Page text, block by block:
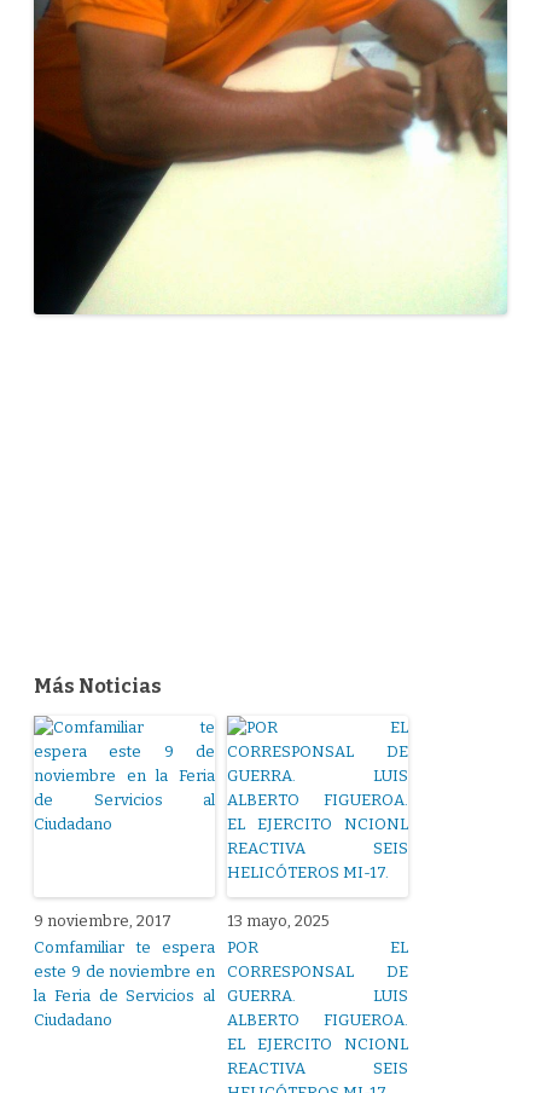
Más Noticias
9 noviembre, 2017
Comfamiliar te espera
este 9 de noviembre en
la Feria de Servicios al
Ciudadano
13 mayo, 2025
POR EL
CORRESPONSAL DE
GUERRA. LUIS
ALBERTO FIGUEROA.
EL EJERCITO NCIONL
REACTIVA SEIS